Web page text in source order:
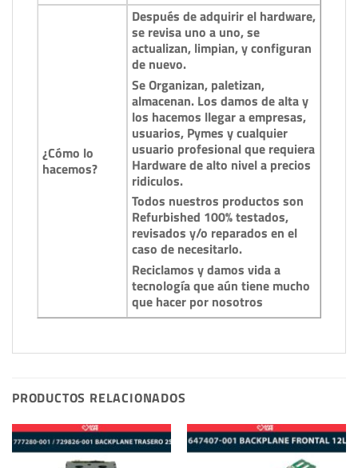
¿Cómo lo
hacemos?
Después de adquirir el hardware,
se revisa uno a uno, se
actualizan, limpian, y configuran
de nuevo.
Se Organizan, paletizan,
almacenan. Los damos de alta y
los hacemos llegar a empresas,
usuarios, Pymes y cualquier
usuario profesional que requiera
Hardware de alto nivel a precios
ridiculos.
Todos nuestros productos son
Refurbished 100% testados,
revisados y/o reparados en el
caso de necesitarlo.
Reciclamos y damos vida a
tecnología que aún tiene mucho
que hacer por nosotros
PRODUCTOS RELACIONADOS